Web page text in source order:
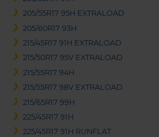
205/55R17 95H EXTRALOAD
205/60R17 93H
215/45R17 91H EXTRALOAD
215/50R17 95V EXTRALOAD
215/55R17 94H
215/55R17 98V EXTRALOAD
215/65R17 99H
225/45R17 91H
225/45R17 91H RUNFLAT